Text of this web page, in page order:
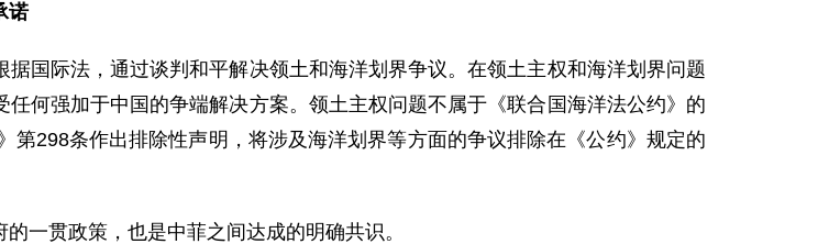
诺
际法，通过谈判和平解决领土和海洋划界争议。在领土主权和海洋划界问题
何强加于中国的争端解决方案。领土主权问题不属于《联合国海洋法公约》的
298条作出排除性声明，将涉及海洋划界等方面的争议排除在《公约》规定的
贯政策，也是中菲之间达成的明确共识。